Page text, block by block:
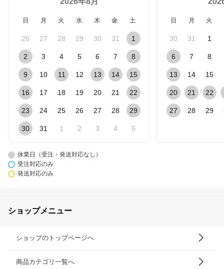
日 月 火 水 木 金 土
26 27 28 29 30 31 1
2 3 4 5 6 7 8
9 10 11 12 13 14 15
16 17 18 19 20 21 22
23 24 25 26 27 28 29
30 31 1 2 3 4 5
日 月 火
30 31 1
6 7 8
13 14 15
20 21 22
27 28 29
休業日（受注・発送対応なし）
受注対応のみ
発送対応のみ
ショップメニュー
ショップのトップページへ
商品カテゴリ一覧へ